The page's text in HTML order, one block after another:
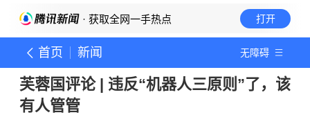
· 获取全网一手热点 打开
首页 新闻 无障碍
芙蓉国评论 | 违反“机器人三原则”了，该
有人管管